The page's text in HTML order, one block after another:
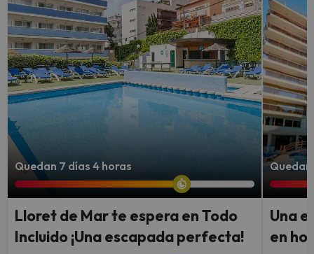
Quedan 7 días 4 horas
Lloret de Mar te espera en Todo
Incluido ¡Una escapada perfecta!
Quedan
Una
en